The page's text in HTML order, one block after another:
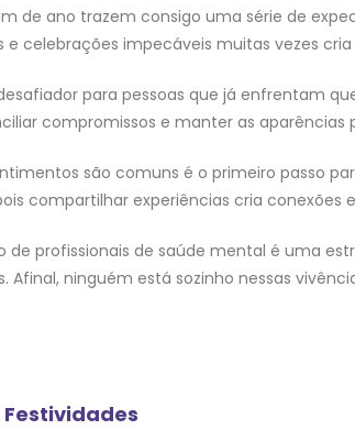
de ano trazem consigo uma série de
e celebrações impecáveis muitas vezes
para pessoas que já enfrentam
compromissos e manter as
são comuns é o primeiro passo
compartilhar experiências cria conexões
de profissionais de saúde mental é uma
Afinal, ninguém está sozinho nessas